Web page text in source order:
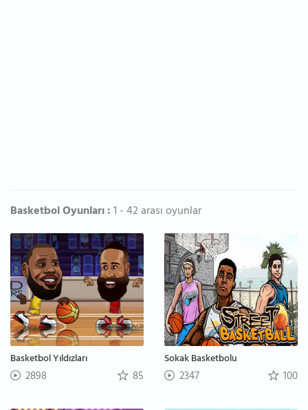
Basketbol Oyunları :1 - 42 arası oyunlar
Basketbol Yıldızları
2898 85
Sokak Basketbolu
2347 100